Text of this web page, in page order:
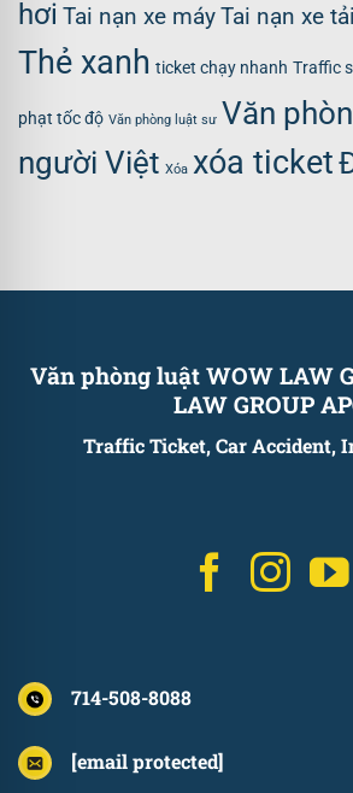
hơi Tai nạn xe máyTai nạn xe
Thẻ xanh ticket chạy nhanh Traffic
phạt tốc độ Văn phòng luật sư Văn
người Việt Xóa xóa ticket
Văn phòng luật WOW LAW
LAW GROUP
Traffic Ticket, Car Accident,
714-508-8088
[email protected]